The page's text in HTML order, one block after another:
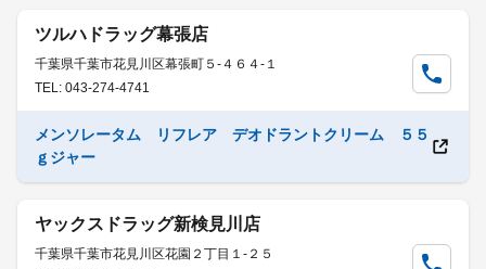
ツルハドラッグ幕張店
千葉県千葉市花見川区幕張町５-４６４-１
TEL: 043-274-4741
メンソレータム リフレア デオドラントクリーム ５５
ｇジャー
ヤックスドラッグ新検見川店
千葉県千葉市花見川区花園２丁目１-２５